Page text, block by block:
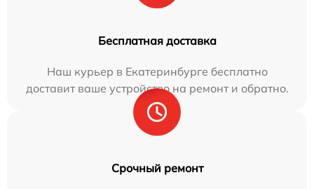
Бесплатная доставка
Наш курьер в Екатеринбурге бесплатно
доставит ваше устройство на ремонт и обратно.
Срочный ремонт